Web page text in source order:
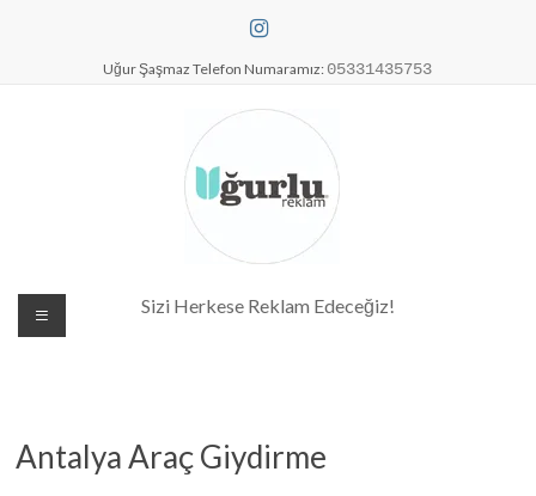
Uğur Şaşmaz Telefon Numaramız: 05331435753
Dijital Baskı Merkezi| Antalya
Reklam Baskı| Antalya Tabela
Sizi Herkese Reklam Edeceğiz!
Antalya Araç Giydirme